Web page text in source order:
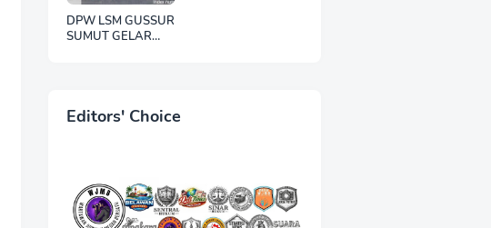
DPW LSM GUSSUR
SUMUT GELAR
Editors' Choice